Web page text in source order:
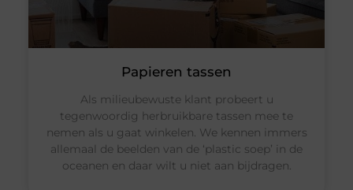
Papieren tassen
Als milieubewuste klant probeert u
tegenwoordig herbruikbare tassen mee te
nemen als u gaat winkelen. We kennen immers
allemaal de beelden van de ‘plastic soep’ in de
oceanen en daar wilt u niet aan bijdragen.